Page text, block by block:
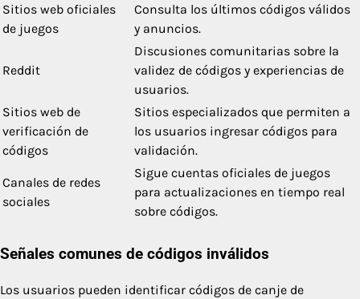
Sitios web oficiales
de juegos
Consulta los últimos códigos válidos
y anuncios.
Reddit
Discusiones comunitarias sobre la
validez de códigos y experiencias de
usuarios.
Sitios web de
verificación de
códigos
Sitios especializados que permiten a
los usuarios ingresar códigos para
validación.
Canales de redes
sociales
Sigue cuentas oficiales de juegos
para actualizaciones en tiempo real
sobre códigos.
Señales comunes de códigos inválidos
Los usuarios pueden identificar códigos de canje de